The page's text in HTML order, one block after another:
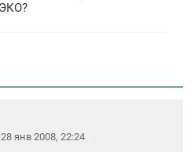
28 янв 2008, 22:24